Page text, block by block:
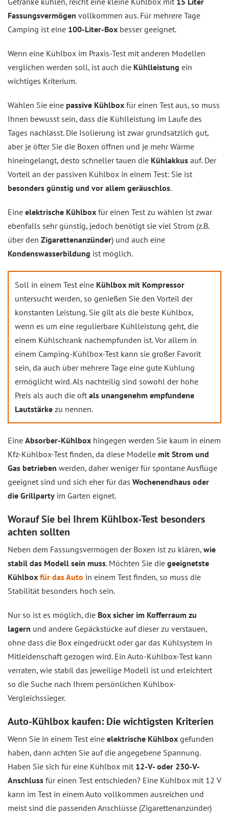
Fassungsvermögen vollkommen aus. Für mehrere Tage
Camping ist eine 100-Liter-Box besser geeignet.
Wenn eine Kühlbox im Praxis-Test mit anderen Modellen
verglichen werden soll, ist auch die Kühlleistung ein
wichtiges Kriterium.
Wählen Sie eine passive Kühlbox für einen Test aus, so muss
Ihnen bewusst sein, dass die Kühlleistung im Laufe des
Tages nachlässt. Die Isolierung ist zwar grundsätzlich gut,
aber je öfter Sie die Boxen öffnen und je mehr Wärme
hineingelangt, desto schneller tauen die Kühlakkus auf. Der
Vorteil an der passiven Kühlbox in einem Test: Sie ist
besonders günstig und vor allem geräuschlos.
Eine elektrische Kühlbox für einen Test zu wählen ist zwar
ebenfalls sehr günstig, jedoch benötigt sie viel Strom (z.B.
über den Zigarettenanzünder) und auch eine
Kondenswasserbildung ist möglich.
Soll in einem Test eine Kühlbox mit Kompressor
untersucht werden, so genießen Sie den Vorteil der
konstanten Leistung. Sie gilt als die beste Kühlbox,
wenn es um eine regulierbare Kühlleistung geht, die
einem Kühlschrank nachempfunden ist. Vor allem in
einem Camping-Kühlbox-Test kann sie großer Favorit
sein, da auch über mehrere Tage eine gute Kühlung
ermöglicht wird. Als nachteilig sind sowohl der hohe
Preis als auch die oft als unangenehm empfundene
Lautstärke zu nennen.
Eine Absorber-Kühlbox hingegen werden Sie kaum in einem
Kfz-Kühlbox-Test finden, da diese Modelle mit Strom und
Gas betrieben werden, daher weniger für spontane Ausflüge
geeignet sind und sich eher für das Wochenendhaus oder
die Grillparty im Garten eignet.
Worauf Sie bei Ihrem Kühlbox-Test besonders
achten sollten
Neben dem Fassungsvermögen der Boxen ist zu klären, wie
stabil das Modell sein muss. Möchten Sie die geeignetste
Kühlbox für das Auto in einem Test finden, so muss die
Stabilität besonders hoch sein.
Nur so ist es möglich, die Box sicher im Kofferraum zu
lagern und andere Gepäckstücke auf dieser zu verstauen,
ohne dass die Box eingedrückt oder gar das Kühlsystem in
Mitleidenschaft gezogen wird. Ein Auto-Kühlbox-Test kann
verraten, wie stabil das jeweilige Modell ist und erleichtert
so die Suche nach Ihrem persönlichen Kühlbox-
Vergleichssieger.
Auto-Kühlbox kaufen: Die wichtigsten Kriterien
Wenn Sie in einem Test eine elektrische Kühlbox gefunden
haben, dann achten Sie auf die angegebene Spannung.
Haben Sie sich für eine Kühlbox mit 12-V- oder 230-V-
Anschluss für einen Test entschieden? Eine Kühlbox mit 12 V
kann im Test in einem Auto vollkommen ausreichen und
meist sind die passenden Anschlüsse (Zigarettenanzünder)